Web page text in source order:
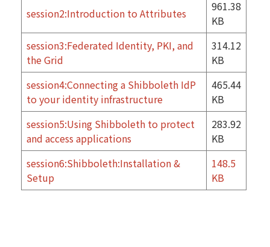
session2:Introduction to Attributes
961.38
KB
session3:Federated Identity, PKI, and
the Grid
314.12
KB
session4:Connecting a Shibboleth IdP
to your identity infrastructure
465.44
KB
session5:Using Shibboleth to protect
and access applications
283.92
KB
session6:Shibboleth:Installation &
Setup
148.5
KB